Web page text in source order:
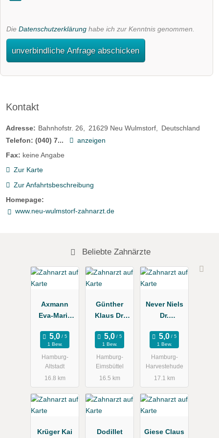
Die Datenschutzerklärung habe ich zur Kenntnis genommen.
unverbindliche Anfrage abschicken
Kontakt
Adresse: Bahnhofstr. 26 21629 Neu Wulmstorf
Deutschland
Telefon: (040) 7...
anzeigen
Fax: keine Angabe
Zur Karte
Zur Anfahrtsbeschreibung
Homepage:
www.neu-wulmstorf-zahnarzt.de
Beliebte Zahnärzte
Axmann
Eva-Maria
Zahnärztin
1 Bew.
Hamburg-
Altstadt
16.8 km
Günther
Klaus Dr.
xis
1 Bew.
Hamburg-
Eimsbüttel
16.5 km
Never Niels
Dr.
xis
1 Bew.
Hamburg-
Harvestehude
17.1 km
Krüger Kai
Dodillet
Giese Claus